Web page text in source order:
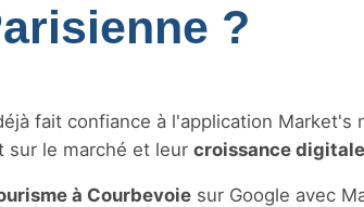
?
fait confiance à l'application
sur le marché et leur croissance digitale
à Courbevoiesur Google avec